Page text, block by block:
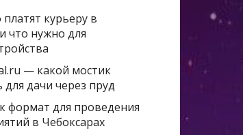
курьеру в
что нужно для
— какой мостик
для дачи через пруд
формат для проведения
в Чебоксарах